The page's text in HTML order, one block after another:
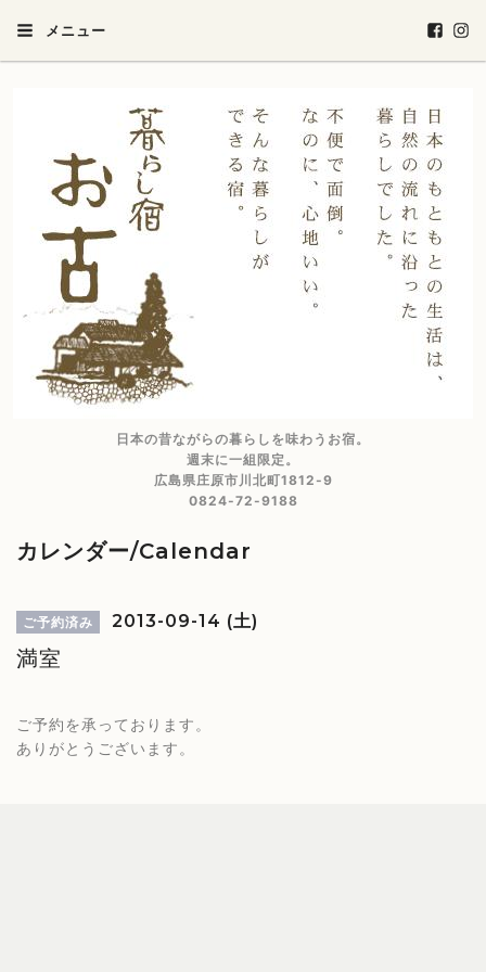
メニュー
日本の昔ながらの暮らしを味わうお宿。
週末に一組限定。
広島県庄原市川北町1812-9
0824-72-9188
カレンダー/Calendar
ご予約済み 2013-09-14 (土)
満室
ご予約を承っております。
ありがとうございます。